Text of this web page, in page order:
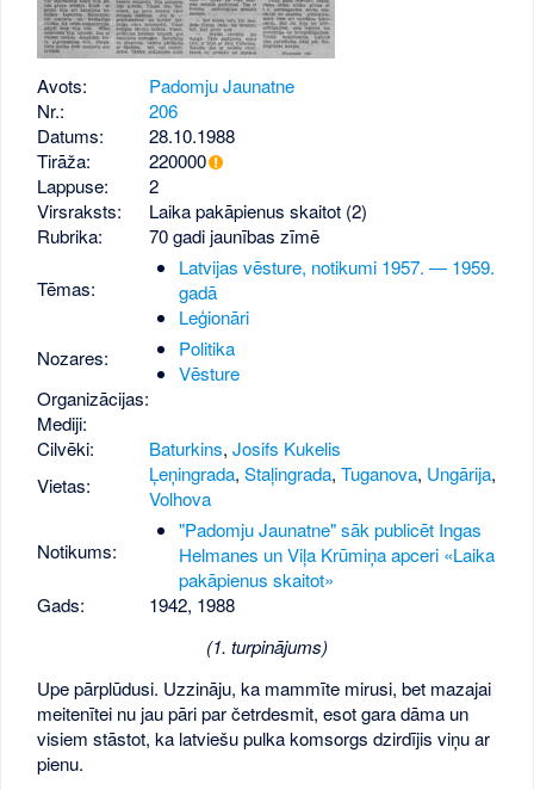
Avots:
Padomju Jaunatne
Nr.:
206
Datums:
28.10.1988
Tirāža:
220000
Lappuse:
2
Virsraksts:
Laika pakāpienus skaitot (2)
Rubrika:
70 gadi jaunības zīmē
Tēmas:
Latvijas vēsture, notikumi 1957. — 1959.
gadā
Leģionāri
Nozares:
Politika
Vēsture
Organizācijas:
Mediji:
Cilvēki:
Baturkins,Josifs Kukelis
Vietas:
Ļeņingrada,Staļingrada,Tuganova, Ungārija,
Volhova
Notikums:
"Padomju Jaunatne" sāk publicēt Ingas
Helmanes un Viļa Krūmiņa apceri «Laika
pakāpienus skaitot»
Gads:
1942, 1988
(1. turpinājums)
Upe pārplūdusi. Uzzināju, ka mammīte mirusi, bet mazajai
meitenītei nu jau pāri par četrdesmit, esot gara dāma un
visiem stāstot, ka latviešu pulka komsorgs dzirdījis viņu ar
pienu.